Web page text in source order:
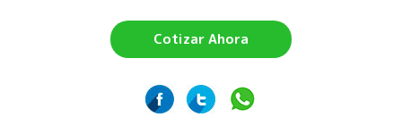
Cotizar Ahora